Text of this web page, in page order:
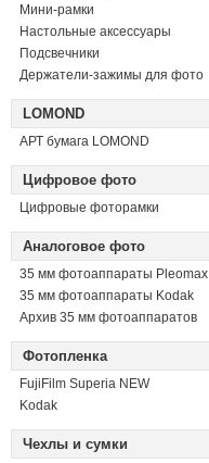
Мини-рамки
Настольные аксессуары
Подсвечники
Держатели-зажимы для фото
LOMOND
АРТ бумага LOMOND
Цифровое фото
Цифровые фоторамки
Аналоговое фото
35 мм фотоаппараты Pleomax
35 мм фотоаппараты Kodak
Архив 35 мм фотоаппаратов
Фотопленка
FujiFilm Superia NEW
Kodak
Чехлы и сумки